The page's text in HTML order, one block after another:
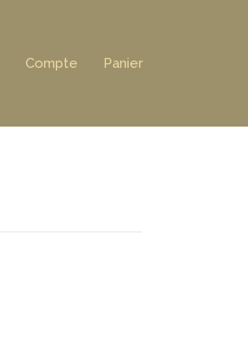
Compte Panier